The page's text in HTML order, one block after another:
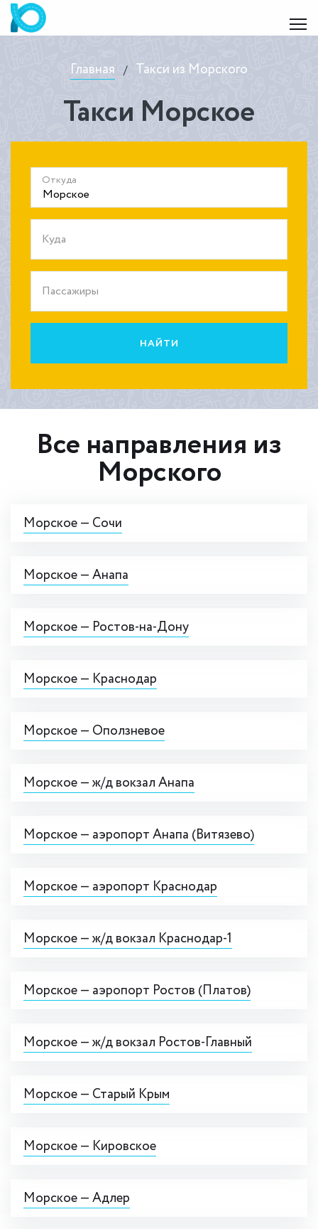
Главная / Такси из Морского
Такси Морское
Откуда
Куда
Пассажиры
НАЙТИ
Все направления из
Морского
Морское — Сочи
Морское — Анапа
Морское — Ростов-на-Дону
Морское — Краснодар
Морское — Оползневое
Морское — ж/д вокзал Анапа
Морское — аэропорт Анапа (Витязево)
Морское — аэропорт Краснодар
Морское — ж/д вокзал Краснодар-1
Морское — аэропорт Ростов (Платов)
Морское — ж/д вокзал Ростов-Главный
Морское — Старый Крым
Морское — Кировское
Морское — Адлер